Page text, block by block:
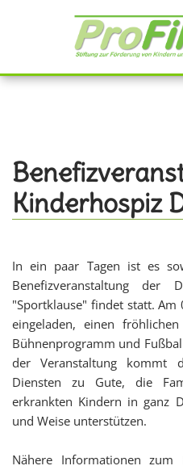
Kinderhospiz
In ein paar Tagen ist es
Benefizveranstaltung der
"Sportklause" findet statt. Am
eingeladen, einen
Bühnenprogramm und
der Veranstaltung kommt
Diensten zu Gute, die
erkrankten Kindern in ganz
und Weise unterstützen.
Nähere Informationen